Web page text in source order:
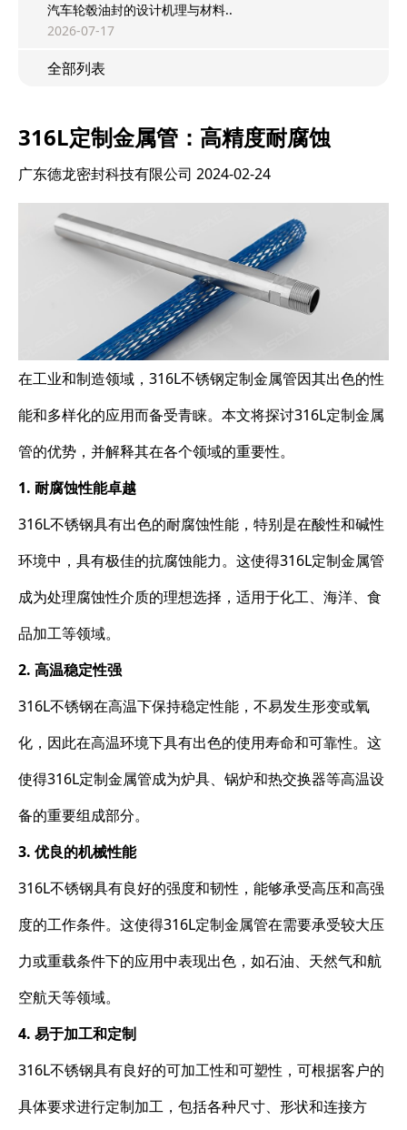
汽车轮毂油封的设计机理与材料..
2026-07-17
全部列表
316L定制金属管：高精度耐腐蚀
广东德龙密封科技有限公司 2024-02-24
在工业和制造领域，316L不锈钢定制金属管因其出色的性
能和多样化的应用而备受青睐。本文将探讨316L定制金属
管的优势，并解释其在各个领域的重要性。
1. 耐腐蚀性能卓越
316L不锈钢具有出色的耐腐蚀性能，特别是在酸性和碱性
环境中，具有极佳的抗腐蚀能力。这使得316L定制金属管
成为处理腐蚀性介质的理想选择，适用于化工、海洋、食
品加工等领域。
2. 高温稳定性强
316L不锈钢在高温下保持稳定性能，不易发生形变或氧
化，因此在高温环境下具有出色的使用寿命和可靠性。这
使得316L定制金属管成为炉具、锅炉和热交换器等高温设
备的重要组成部分。
3. 优良的机械性能
316L不锈钢具有良好的强度和韧性，能够承受高压和高强
度的工作条件。这使得316L定制金属管在需要承受较大压
力或重载条件下的应用中表现出色，如石油、天然气和航
空航天等领域。
4. 易于加工和定制
316L不锈钢具有良好的可加工性和可塑性，可根据客户的
具体要求进行定制加工，包括各种尺寸、形状和连接方